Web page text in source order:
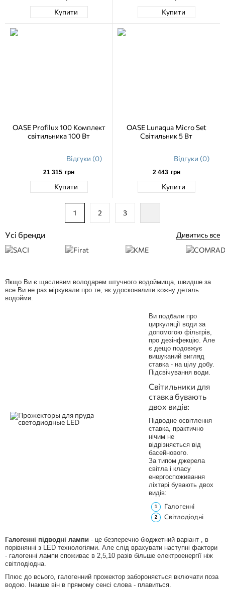
Купити Купити
OASE Profilux 100 Комплект
світильника 100 Вт
Відгуки (0)
21 315 грн
Купити
OASE Lunaqua Micro Set
Світильник 5 Вт
Відгуки (0)
2 443 грн
Купити
1 2 3
Усі бренди Дивитись все
Якщо Ви є щасливим володарем штучного водоймища, швидше за
все Ви не раз міркували про те, як удосконалити кожну деталь
водойми.
Ви подбали про
циркуляції води за
допомогою фільтрів,
про дезінфекцію. Але
є дещо подовжує
вишуканий вигляд
ставка - на цілу добу.
Підсвічування води.
Світильники для
ставка бувають
двох видів:
Підводне освітлення
ставка, практично
нічим не
відрізняється від
басейнового.
За типом джерела
світла і класу
енергоспоживання
ліхтарі бувають двох
видів:
Галогенні
Світлодіодні
Галогенні підводні лампи - це безперечно бюджетний варіант , в
порівнянні з LED технологіями. Але слід врахувати наступні фактори
- галогенні лампи споживає в 2,5,10 разів більше електроенергії ніж
світлодіодна.
Плюс до всього, галогенний прожектор забороняється включати поза
водою. Інакше він в прямому сенсі слова - плавиться.